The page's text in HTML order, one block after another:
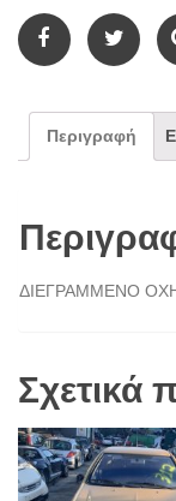
Περιγραφή
ΔΙΕΓΡΑΜΜΕΝΟ
Σχετικά